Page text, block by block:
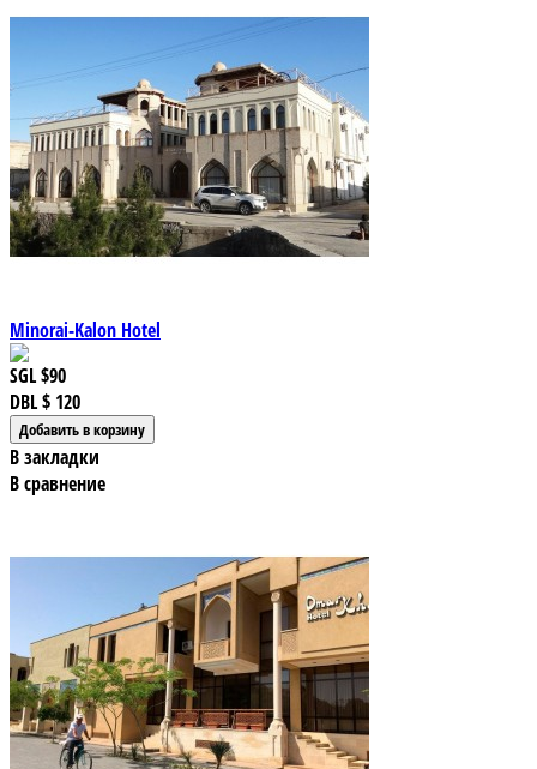
Minorai-Kalon Hotel
SGL$90
DBL$ 120
В закладки
В сравнение